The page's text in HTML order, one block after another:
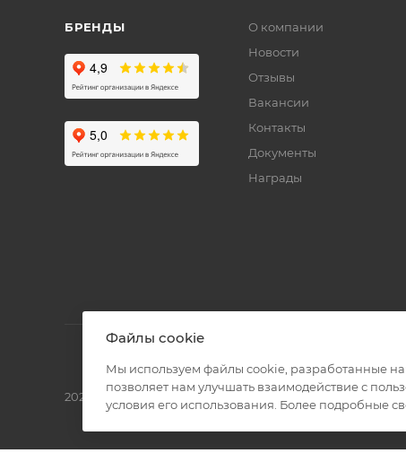
БРЕНДЫ
О компании
Новости
Отзывы
Вакансии
Контакты
Документы
Награды
2026 © Полиграф кит - интернет-магазин
Файлы cookie
Мы используем файлы cookie, разработанные
позволяет нам улучшать взаимодействие с
условия его использования. Более подробные